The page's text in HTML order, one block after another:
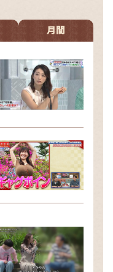
する？～
カタ
月間